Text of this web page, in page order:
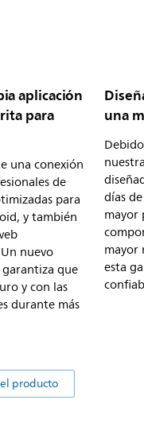
aplicación
para
una conexión
de
para
y también
nuevo
que
y con las
durante más
una
días
mayor
mayor
esta
producto